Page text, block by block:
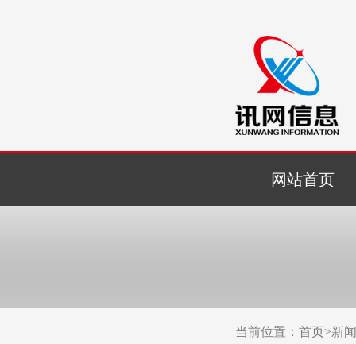
网站首页
当前位置： 首页>新